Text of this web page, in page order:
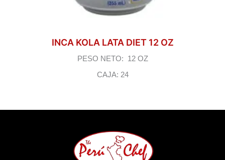
INCA KOLA LATA DIET 12 OZ
PESO NETO: 12 OZ
CAJA: 24